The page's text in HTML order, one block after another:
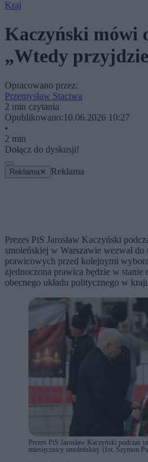
Kraj
Kaczyński mówi
„Wtedy
Opracowano przez:
Przemysław Staciwa
2 min czytania
Opublikowano:10.06.2026 10:27
•
2 min
Dołącz do dyskusji!
Reklama ✕ Reklama
Prezes PiS Jarosław Kaczyński
smoleńskiej w Warszawie wezwał
prawicowych przed kolejnymi
zjednoczona prawica będzie w
obecnego układu politycznego w
Prezes PiS Jarosław Kaczyński podczas
miesięcznicy smoleńskiej. (fot. Szymon